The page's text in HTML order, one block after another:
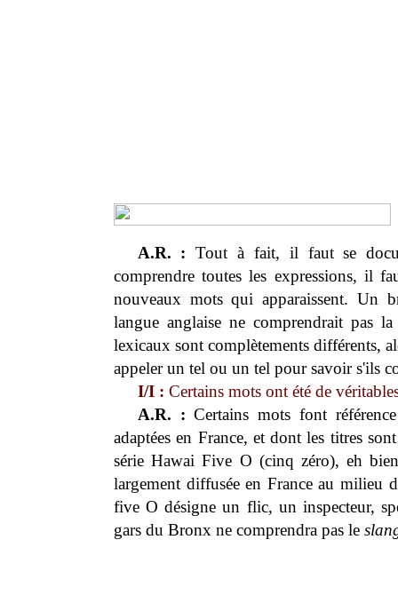
A.R. : Tout à fait, il faut se
comprendre toutes les expressions, il
nouveaux mots qui apparaissent. Un
langue anglaise ne comprendrait pas
lexicaux sont complètements différents,
appeler un tel ou un tel pour savoir s'ils
I/I : Certains mots ont été de
A.R. : Certains mots font
adaptées en France, et dont les titres
série Hawai Five O (cinq zéro), eh
largement diffusée en France au milieu
five O désigne un flic, un inspecteur,
gars du Bronx ne comprendra pas le